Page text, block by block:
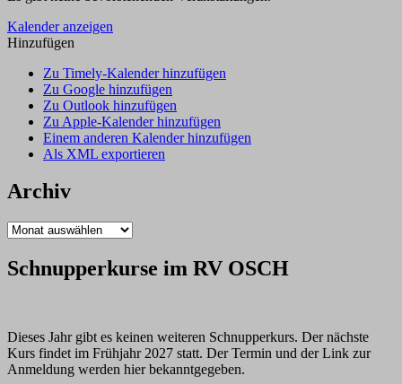
Kalender anzeigen
Hinzufügen
Zu Timely-Kalender hinzufügen
Zu Google hinzufügen
Zu Outlook hinzufügen
Zu Apple-Kalender hinzufügen
Einem anderen Kalender hinzufügen
Als XML exportieren
Archiv
Archiv
Schnupperkurse im RV OSCH
Dieses Jahr gibt es keinen weiteren Schnupperkurs. Der nächste
Kurs findet im Frühjahr 2027 statt. Der Termin und der Link zur
Anmeldung werden hier bekanntgegeben.